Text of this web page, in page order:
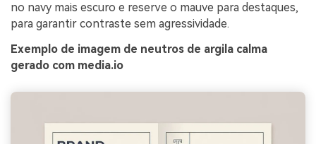
no navy mais escuro e reserve o mauve para destaques,
para garantir contraste sem agressividade.
Exemplo de imagem de neutros de argila calma
gerado com media.io